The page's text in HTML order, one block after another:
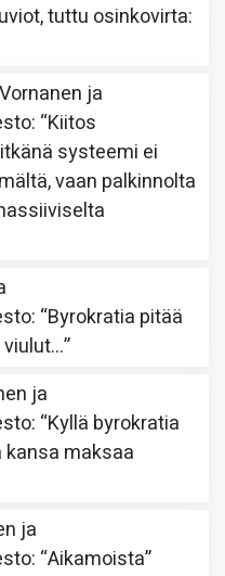
tuttu osinkovirta:
Vornanen ja
: “Kiitos
systeemi ei
vaan palkinnolta
: “Byrokratia pitää
”
ja
: “Kyllä byrokratia
maksaa
ja
: “Aikamoista”